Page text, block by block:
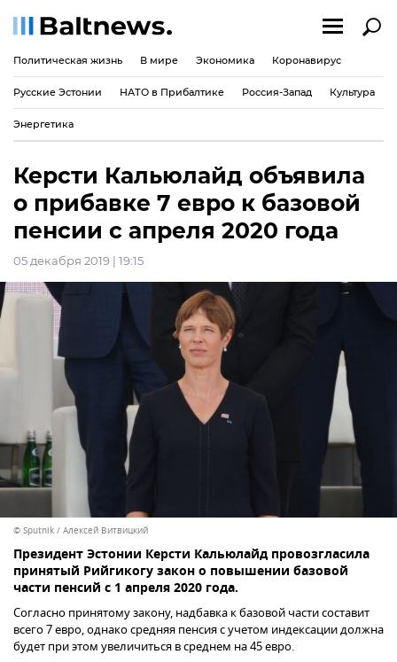
Политическая жизнь В мире Экономика Коронавирус
Русские Эстонии НАТО в Прибалтике Россия-Запад Культура
Энергетика
Керсти Кальюлайд объявила
о прибавке 7 евро к базовой
пенсии с апреля 2020 года
05 декабря 2019 | 19:15
© Sputnik / Алексей Витвицкий
Президент Эстонии Керсти Кальюлайд провозгласила
принятый Рийгикогу закон о повышении базовой
части пенсий с 1 апреля 2020 года.
Согласно принятому закону, надбавка к базовой части составит
всего 7 евро, однако средняя пенсия с учетом индексации должна
будет при этом увеличиться в среднем на 45 евро.